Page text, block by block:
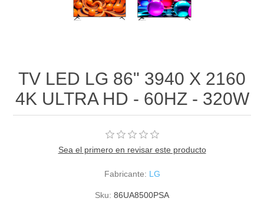
TV LED LG 86" 3940 X 2160
4K ULTRA HD - 60HZ - 320W
Sea el primero en revisar este producto
Fabricante: LG
Sku: 86UA8500PSA